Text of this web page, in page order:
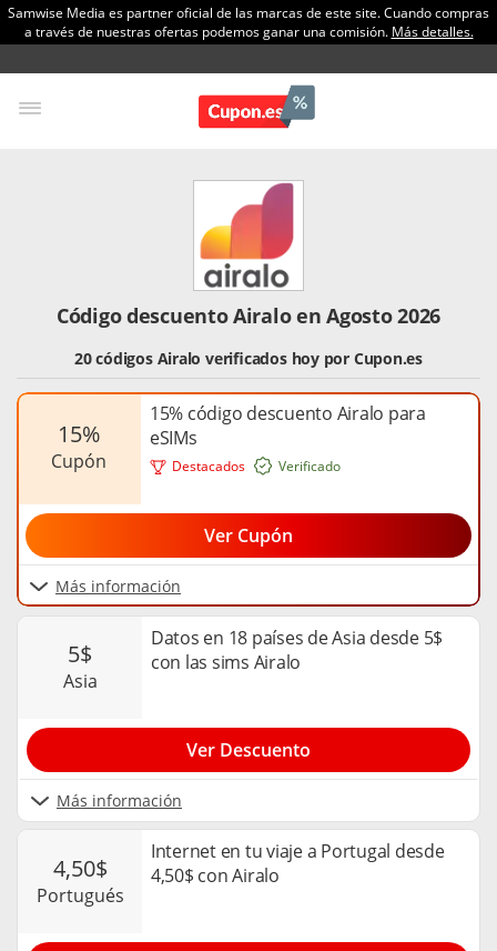
Samwise Media es partner oficial de las marcas de este site. Cuando compras
a través de nuestras ofertas podemos ganar una comisión. Más detalles.
Código descuento Airalo en Agosto 2026
20 códigos Airalo verificados hoy por Cupon.es
Destacados
15%
cupón
15% código descuento Airalo para
eSIMs
Más información
Verificado
Ver Cupón
5$
asia
Datos en 18 países de Asia desde 5$
con las sims Airalo
Más información
Ver Descuento
4,50$
portugués
Internet en tu viaje a Portugal desde
4,50$ con Airalo